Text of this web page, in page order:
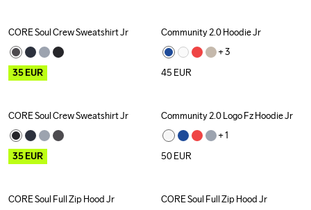
Outlet
CORE Soul Crew Sweatshirt Jr
35EUR
Community 2.0 Hoodie Jr
+ 3
45 EUR
Outlet
CORE Soul Crew Sweatshirt Jr
35EUR
Community 2.0 Logo Fz Hoodie Jr
+ 1
50EUR
Outlet
CORE Soul Full Zip Hood Jr Outlet
CORE Soul Full Zip Hood Jr